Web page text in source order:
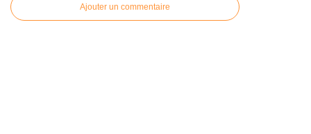
Ajouter un commentaire